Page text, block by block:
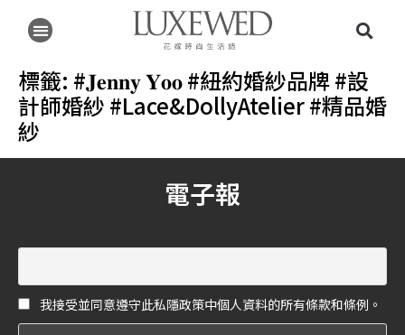
標籤: #𝐉𝐞𝐧𝐧𝐲 𝐘𝐨𝐨 #紐約婚紗品牌 #設
計師婚紗 #Lace&DollyAtelier #精品婚
紗
電子報
我接受並同意遵守此私隱政策中個人資料的所有條款和條例。